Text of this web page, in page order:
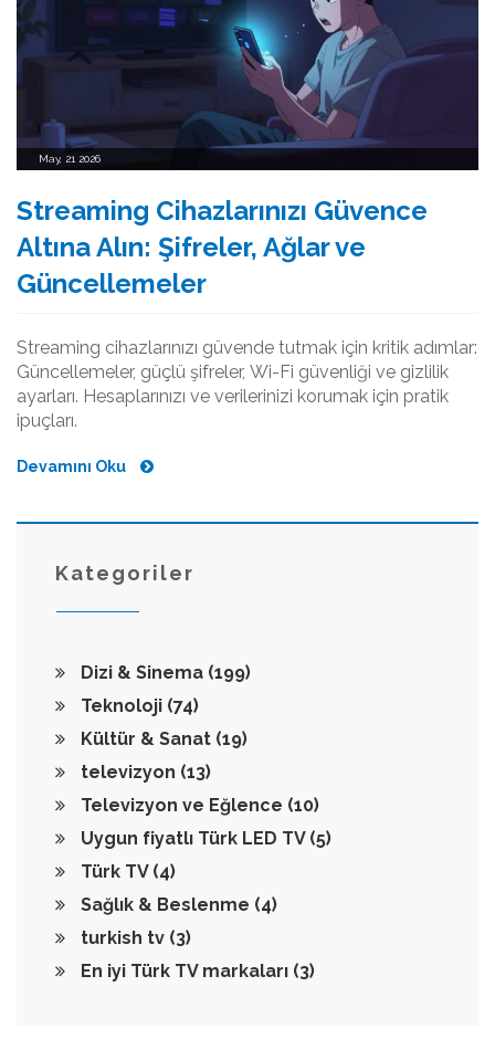
May, 21 2026
Streaming Cihazlarınızı Güvence
Altına Alın: Şifreler, Ağlar ve
Güncellemeler
Streaming cihazlarınızı güvende tutmak için kritik adımlar:
Güncellemeler, güçlü şifreler, Wi-Fi güvenliği ve gizlilik
ayarları. Hesaplarınızı ve verilerinizi korumak için pratik
ipuçları.
Devamını Oku
Kategoriler
Dizi & Sinema (199)
Teknoloji (74)
Kültür & Sanat (19)
televizyon (13)
Televizyon ve Eğlence (10)
Uygun fiyatlı Türk LED TV (5)
Türk TV (4)
Sağlık & Beslenme (4)
turkish tv (3)
En iyi Türk TV markaları (3)